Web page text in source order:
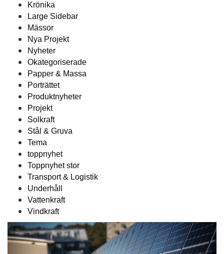
Krönika
Large Sidebar
Mässor
Nya Projekt
Nyheter
Okategoriserade
Papper & Massa
Porträttet
Produktnyheter
Projekt
Solkraft
Stål & Gruva
Tema
toppnyhet
Toppnyhet stor
Transport & Logistik
Underhåll
Vattenkraft
Vindkraft